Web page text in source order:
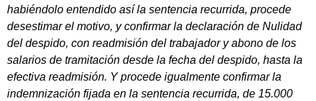
habiéndolo entendido así la sentencia recurrida, procede
desestimar el motivo, yconfirmar la declaración de Nulidad
del despido, con readmisión del trabajador y abono de los
salarios de tramitación desde la fecha del despido, hasta la
efectiva readmisión. Y procede igualmente confirmar la
indemnización fijada en la sentencia recurrida, de 15.000